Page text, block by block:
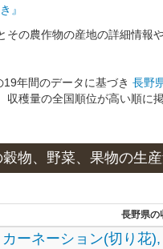
』
の農作物の産地の詳細情報
年間のデータに基づき 長野
収穫量の全国順位が高い順に
物、野菜、果物の生
長野県の
カーネーション(切り花),